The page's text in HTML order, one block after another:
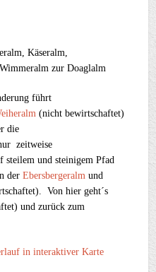
Käseralm,
zur Doaglalm
führt
(nicht bewirtschaftet)
die
zeitweise
steilem und steinigem Pfad
derEbersbergeralm und
Von hier geht´s
und zurück zum
in interaktiver Karte